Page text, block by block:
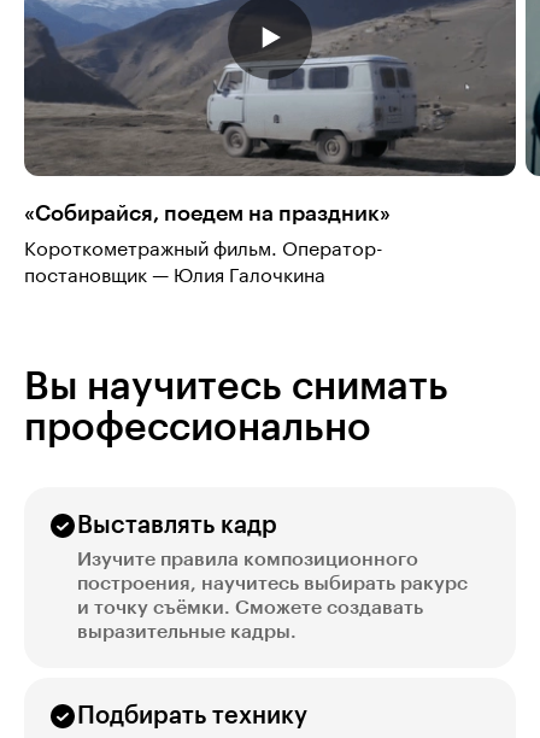
«Собирайся, поедем на праздник»
Короткометражный фильм. Оператор-
постановщик — Юлия Галочкина
Вы научитесь снимать
профессионально
Выставлять кадр
Изучите правила композиционного
построения, научитесь выбирать ракурс
и точку съёмки. Сможете создавать
выразительные кадры.
Подбирать технику